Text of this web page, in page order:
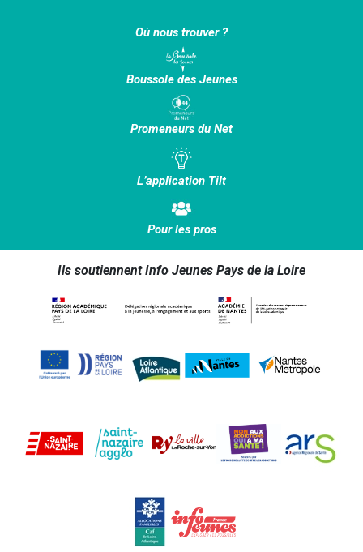
Où nous trouver ?
Boussole des Jeunes
Promeneurs du Net
L’application Tilt
Pour les pros
Ils soutiennent Info Jeunes Pays de la Loire